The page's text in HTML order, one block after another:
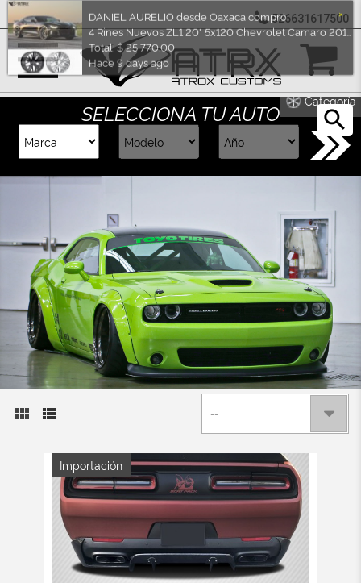
Marcas
Reputación
Cotizador
Contacto
526631617500
SELECCIONA TU AUTO
--
Categoría
Importación